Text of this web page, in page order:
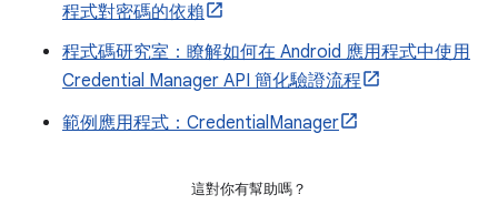
程式對密碼的依賴
程式碼研究室：瞭解如何在 Android 應用程式中使用
Credential Manager API 簡化驗證流程
範例應用程式：CredentialManager
這對你有幫助嗎？